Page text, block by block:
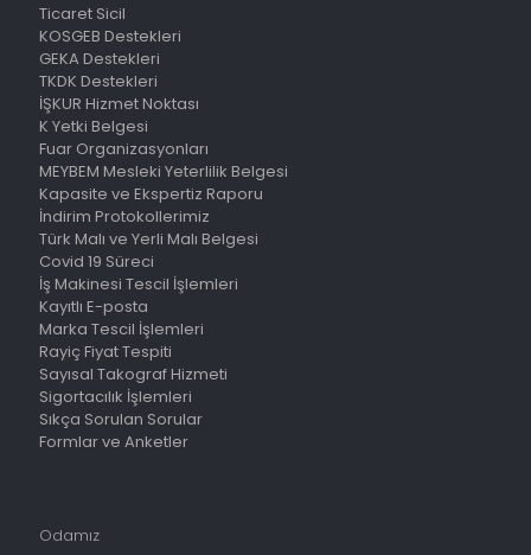
Ticaret Sicil
KOSGEB Destekleri
GEKA Destekleri
TKDK Destekleri
İŞKUR Hizmet Noktası
K Yetki Belgesi
Fuar Organizasyonları
MEYBEM Mesleki Yeterlilik Belgesi
Kapasite ve Ekspertiz Raporu
İndirim Protokollerimiz
Türk Malı ve Yerli Malı Belgesi
Covid 19 Süreci
İş Makinesi Tescil İşlemleri
Kayıtlı E-posta
Marka Tescil İşlemleri
Rayiç Fiyat Tespiti
Sayısal Takograf Hizmeti
Sigortacılık İşlemleri
Sıkça Sorulan Sorular
Formlar ve Anketler
Odamız